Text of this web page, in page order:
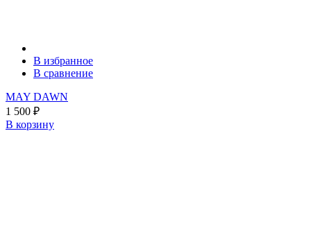
В избранное
В сравнение
MAY DAWN
1 500 ₽
В корзину